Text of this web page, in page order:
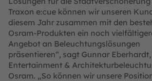
Traxon e:cue können wir unseren
diesem Jahr zusammen mit den
Osram-Produkten ein noch
Angebot an Beleuchtungslösungen
präsentieren“, sagt Gunnar
Entertainment &
Osram. „So können wir unsere